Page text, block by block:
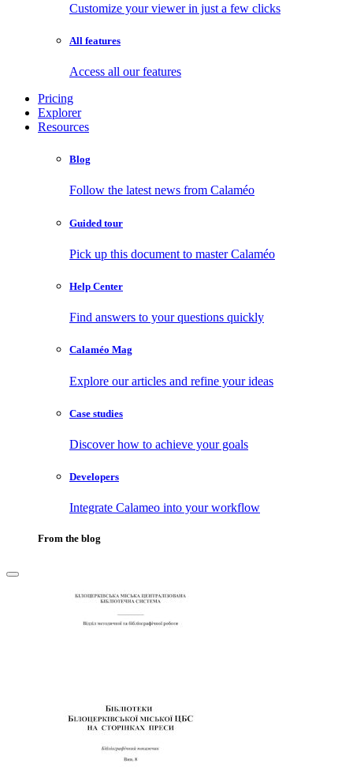
Customize your viewer in just a few clicks
All features
Access all our features
Pricing
Explorer
Resources
Blog
Follow the latest news from Calaméo
Guided tour
Pick up this document to master Calaméo
Help Center
Find answers to your questions quickly
Calaméo Mag
Explore our articles and refine your ideas
Case studies
Discover how to achieve your goals
Developers
Integrate Calameo into your workflow
From the blog